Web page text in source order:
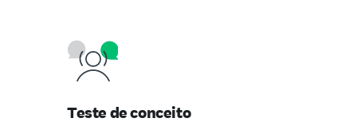
Teste de conceito